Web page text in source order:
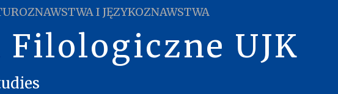
I JĘZYKOZNAWSTWA
Filologiczne UJK